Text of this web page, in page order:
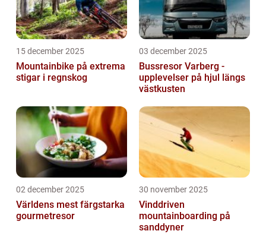
15 december 2025
Mountainbike på extrema
stigar i regnskog
03 december 2025
Bussresor Varberg -
upplevelser på hjul längs
västkusten
02 december 2025
Världens mest färgstarka
gourmetresor
30 november 2025
Vinddriven
mountainboarding på
sanddyner